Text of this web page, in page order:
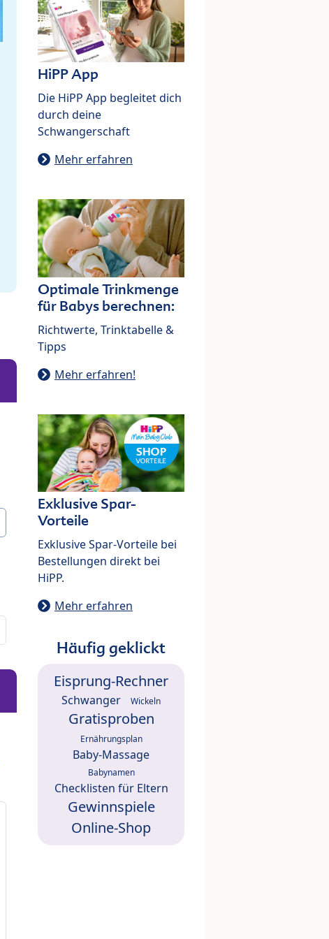
HiPP App
Die HiPP App begleitet dich
durch deine
Schwangerschaft
Mehr erfahren
Optimale Trinkmenge
für Babys berechnen:
Richtwerte, Trinktabelle &
Tipps
Mehr erfahren!
Exklusive Spar-
Vorteile
Exklusive Spar-Vorteile bei
Bestellungen direkt bei
HiPP.
Mehr erfahren
Häufig geklickt
Eisprung-Rechner
Schwanger Wickeln
Gratisproben
Ernährungsplan
Baby-Massage
Babynamen
Checklisten für Eltern
Gewinnspiele
Online-Shop